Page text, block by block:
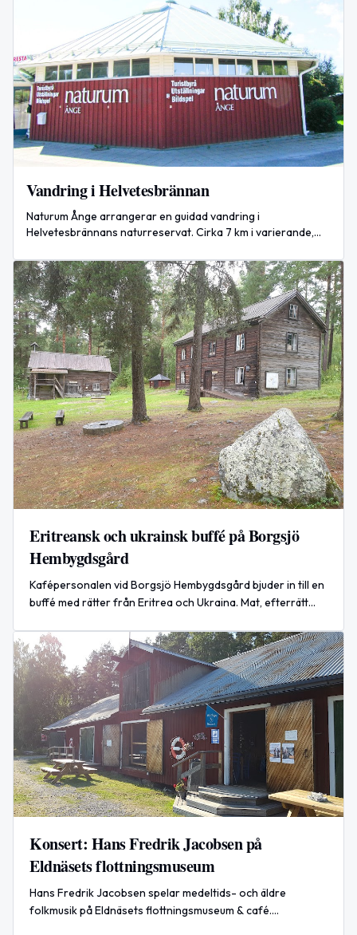
Vandring i Helvetesbrännan
Naturum Ånge arrangerar en guidad vandring i
Helvetesbrännans naturreservat. Cirka 7 km i varierande,
Eritreansk och ukrainsk buffé på Borgsjö
Hembygdsgård
Kafépersonalen vid Borgsjö Hembygdsgård bjuder in till en
buffé med rätter från Eritrea och Ukraina. Mat, efterrätt
Konsert: Hans Fredrik Jacobsen på
Eldnäsets flottningsmuseum
Hans Fredrik Jacobsen spelar medeltids- och äldre
folkmusik på Eldnäsets flottningsmuseum & café.